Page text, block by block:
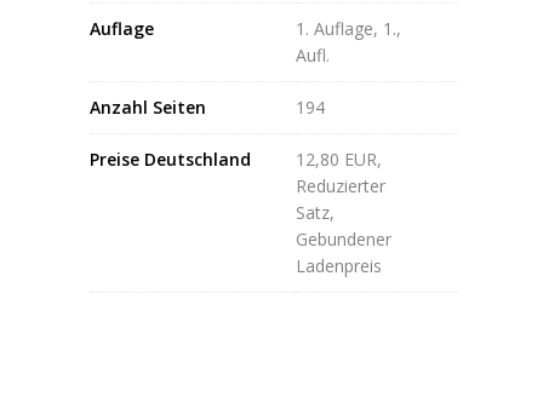
Auflage
1. Auflage, 1.,
Aufl.
Anzahl Seiten 194
Preise Deutschland
12,80 EUR,
Reduzierter
Satz,
Gebundener
Ladenpreis